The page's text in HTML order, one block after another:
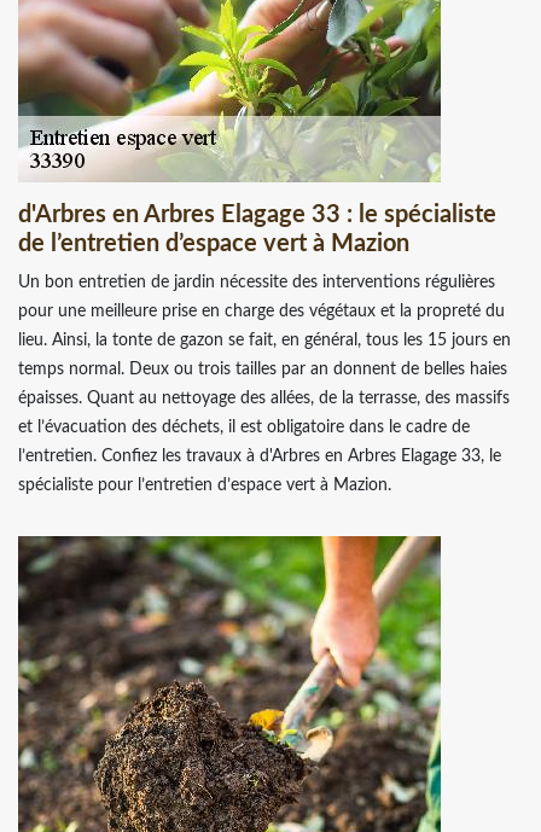
d'Arbres en Arbres Elagage 33 : le spécialiste
de l’entretien d’espace vert à Mazion
Un bon entretien de jardin nécessite des interventions régulières
pour une meilleure prise en charge des végétaux et la propreté du
lieu. Ainsi, la tonte de gazon se fait, en général, tous les 15 jours en
temps normal. Deux ou trois tailles par an donnent de belles haies
épaisses. Quant au nettoyage des allées, de la terrasse, des massifs
et l’évacuation des déchets, il est obligatoire dans le cadre de
l’entretien. Confiez les travaux à d'Arbres en Arbres Elagage 33, le
spécialiste pour l’entretien d’espace vert à Mazion.